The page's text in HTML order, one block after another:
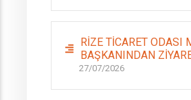
RİZE TİCARET ODASI
BAŞKANINDAN
27/07/2026